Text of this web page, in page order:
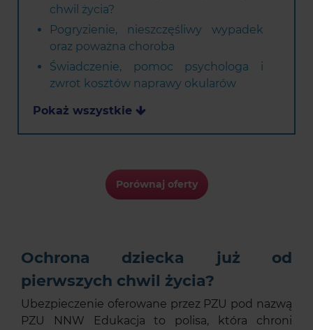
chwil życia?
Pogryzienie, nieszczęśliwy wypadek
oraz poważna choroba
Świadczenie, pomoc psychologa i
zwrot kosztów naprawy okularów
Pokaż wszystkie
Porównaj oferty
Ochrona dziecka już od
pierwszych chwil życia?
Ubezpieczenie oferowane przez PZU pod nazwą
PZU NNW Edukacja to polisa, która chroni